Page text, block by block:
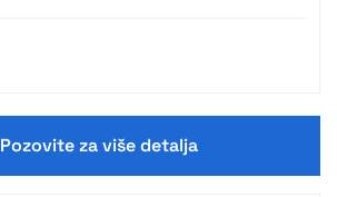
Pozovite za više detalja